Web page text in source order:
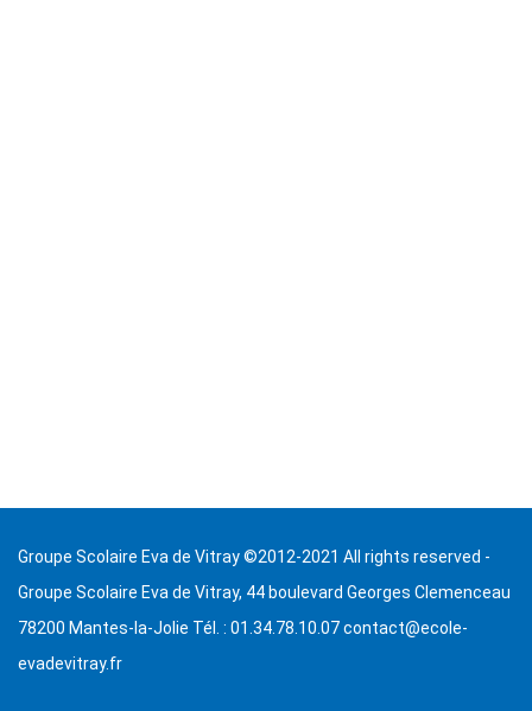
Groupe Scolaire Eva de Vitray ©2012-2021 All rights reserved -
Groupe Scolaire Eva de Vitray, 44 boulevard Georges Clemenceau
78200 Mantes-la-Jolie Tél. : 01.34.78.10.07 contact@ecole-
evadevitray.fr